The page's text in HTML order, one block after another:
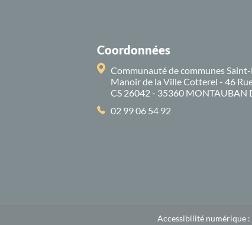
Coordonnées
Communauté de communes
Manoir de la Ville Cotterel - 46
CS 26042 - 35360 MONTAUBAN
02 99 06 54 92
Accessibilité numérique